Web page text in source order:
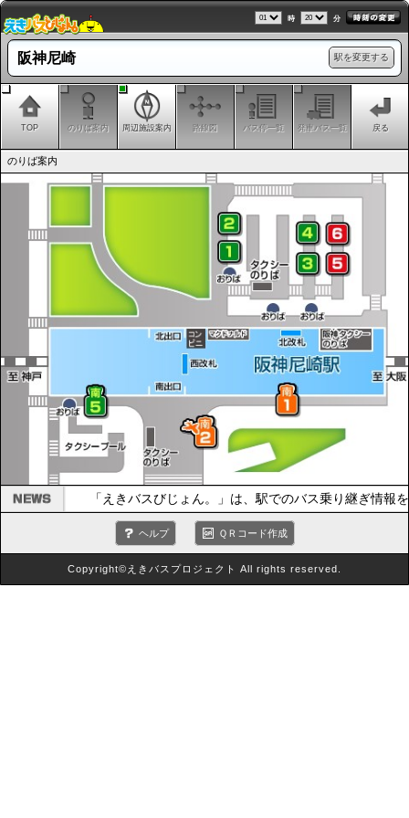
時 分
駅を変更する
阪神尼崎
TOP のりば案内 周辺施設案内 路線図 バス停一覧 発車バス一覧 戻る
のりば案内
「えきバスびじょん。」は、駅でのバス乗り継ぎ情報
ヘルプ ＱＲコード作成
Copyright©えきバスプロジェクト All rights reserved.